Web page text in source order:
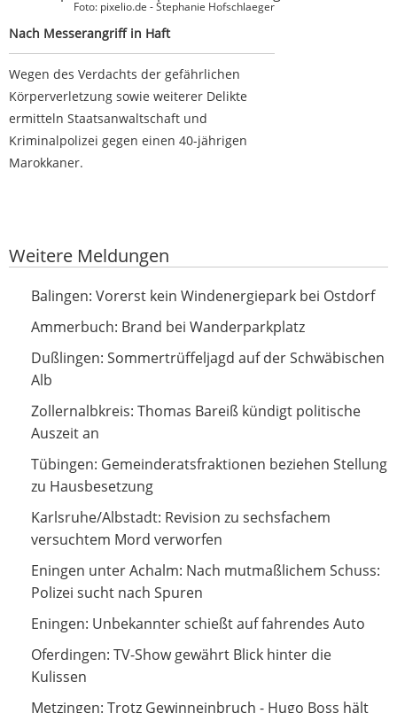
Foto: pixelio.de - Stephanie Hofschlaeger
Nach Messerangriff in Haft
Wegen des Verdachts der gefährlichen
Körperverletzung sowie weiterer Delikte
ermitteln Staatsanwaltschaft und
Kriminalpolizei gegen einen 40-jährigen
Marokkaner.
Weitere Meldungen
Vorerst kein Windenergiepark bei Ostdorf
Balingen: Vorerst kein Windenergiepark bei Ostdorf
Brand bei Wanderparkplatz
Ammerbuch: Brand bei Wanderparkplatz
Sommertrüffeljagd auf der Schwäbischen Alb
Dußlingen: Sommertrüffeljagd auf der Schwäbischen
Alb
Thomas Bareiß kündigt politische Auszeit an
Zollernalbkreis: Thomas Bareiß kündigt politische
Auszeit an
Gemeinderatsfraktionen beziehen Stellung zu
Hausbesetzung
Tübingen: Gemeinderatsfraktionen beziehen Stellung
zu Hausbesetzung
Revision zu sechsfachem versuchtem Mord verworfen
Karlsruhe/Albstadt: Revision zu sechsfachem
versuchtem Mord verworfen
Nach mutmaßlichem Schuss: Polizei sucht nach Spuren
Eningen unter Achalm: Nach mutmaßlichem Schuss:
Polizei sucht nach Spuren
Unbekannter schießt auf fahrendes Auto
Eningen: Unbekannter schießt auf fahrendes Auto
TV-Show gewährt Blick hinter die Kulissen
Oferdingen: TV-Show gewährt Blick hinter die
Kulissen
Trotz Gewinneinbruch - Hugo Boss hält an
Metzingen: Trotz Gewinneinbruch - Hugo Boss hält